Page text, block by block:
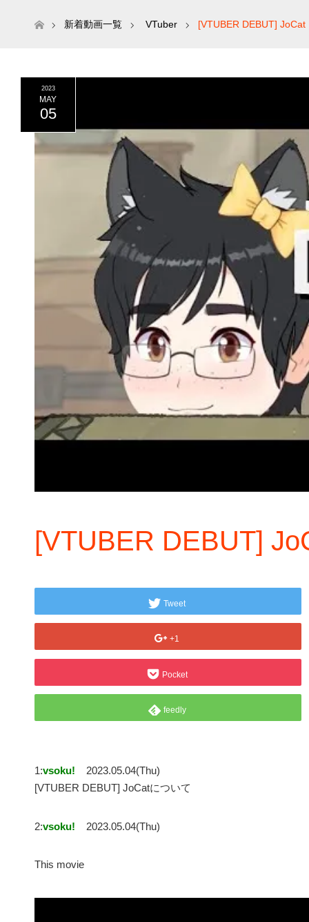
ホーム新着動画一覧 VTuber [VTUBER DEBUT] JoCat
2023
MAY
05
[VTUBER DEBUT]
Tweet
+1
Pocket
feedly
1:vsoku!
2023.05.04(Thu)
[VTUBER DEBUT] JoCatについて
2:vsoku! 2023.05.04(Thu)
This movie